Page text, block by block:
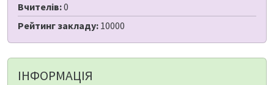
Вчителів:0
Рейтинг закладу: 10000
ІНФОРМАЦІЯ